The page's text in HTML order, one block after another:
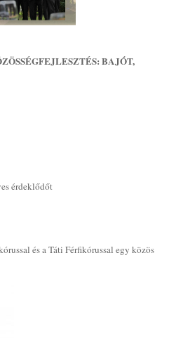
BAJÓT,
érdeklődőt
és a Táti Férfikórussal egy közös